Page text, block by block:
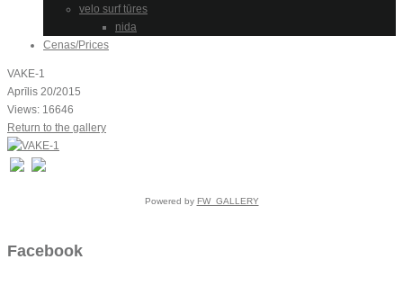
velo surf tūres
nida
Cenas/Prices
VAKE-1
Aprīlis 20/2015
Views: 16646
Return to the gallery
Powered by FW_GALLERY
Facebook